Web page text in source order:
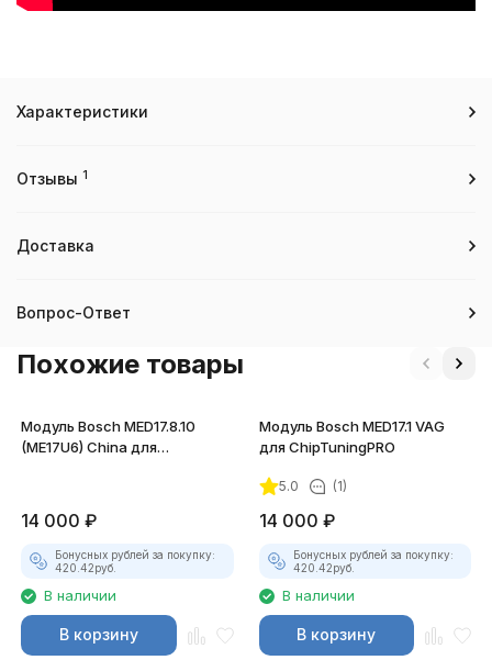
Характеристики
Отзывы 1
Доставка
Вопрос-Ответ
Похожие товары
Модуль Bosch MED17.8.10
(ME17U6) China для
14 000 ₽
Бонусных рублей за покупку:
420.42руб.
В наличии
В корзину
Модуль Bosch MED17.1 VAG
для ChipTuningPRO
5.0 (1)
14 000 ₽
Бонусных рублей за покупку:
420.42руб.
В наличии
В корзину